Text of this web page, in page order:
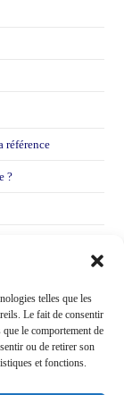
telles que les
Le fait de consentir
le comportement de
ou de retirer son
et fonctions.
référence
?